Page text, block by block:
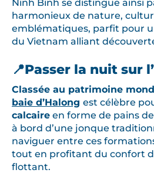
Ninh Binh se distingue ainsi
harmonieux de nature,
emblématiques, parfit pour
du Vietnam alliant
📍Passer la nuit sur
Classée au patrimoine
baie d’Halong est célèbre
calcaire en forme de pains
à bord d’une jonque
naviguer entre ces
tout en profitant du confort
flottant.